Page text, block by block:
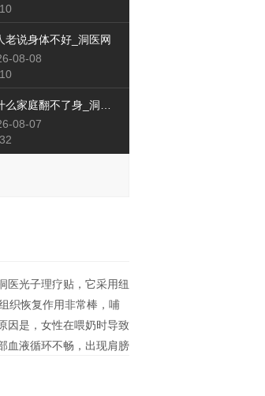
10
老说身体不好_洞医网
08-08
10
08-07
32
医光子理疗贴，它采用纽
织恢复作用非常棒，哺
因是，女性在喂奶时导致
血液循环不畅，出现肩膀